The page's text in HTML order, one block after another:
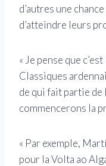
d’autres une
d’atteindre leurs
« Je pense que
Classiques
de qui fait partie de
commencerons la
« Par exemple,
pour la Volta ao